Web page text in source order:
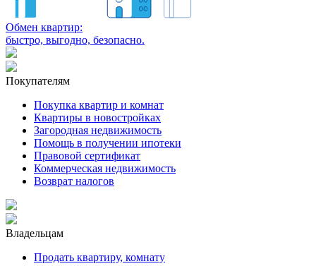
Обмен квартир:
быстро, выгодно, безопасно.
Покупателям
Покупка квартир и комнат
Квартиры в новостройках
Загородная недвижимость
Помощь в получении ипотеки
Правовой сертификат
Коммерческая недвижимость
Возврат налогов
Владельцам
Продать квартиру, комнату